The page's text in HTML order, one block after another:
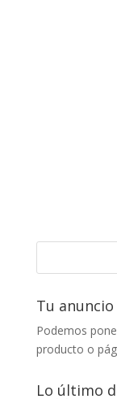
Tu
Podemos
producto o
Lo último